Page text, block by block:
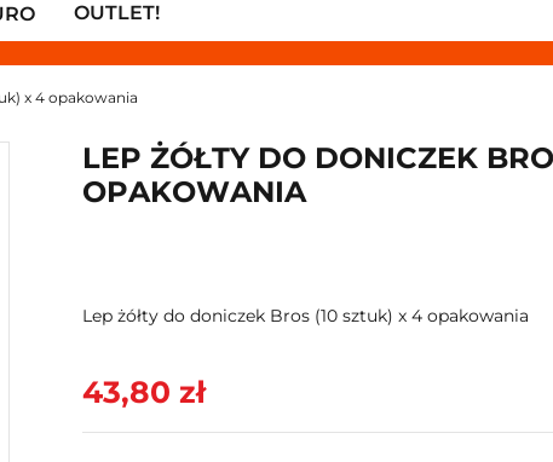
OUTLET!
x 4 opakowania
LEP ŻÓŁTY DO DONICZEK
OPAKOWANIA
Lep żółty do doniczek Bros (10 sztuk) x 4 opakowania
43,80 zł